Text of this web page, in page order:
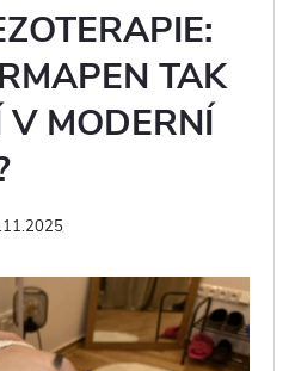
TAK
MODERNÍ